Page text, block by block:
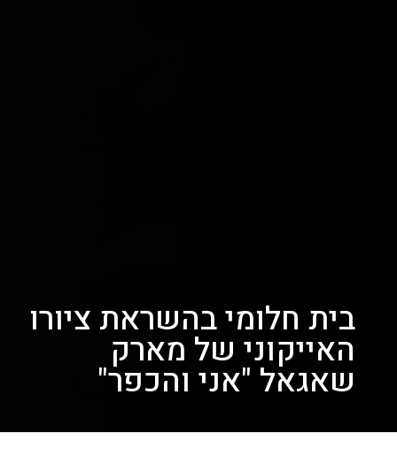
בית חלומי בהשראת ציורו
האייקוני של מארק
שאגאל "אני והכפר"